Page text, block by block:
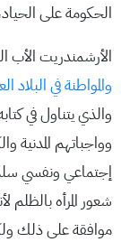
الحكومة على
الأرشمندريت
والمواطنة في
والذي يتناول في
وواجباتهم المدنية
إجتماعي ونفسي
شعور المرأه بالظلم
موافقة على ذلك